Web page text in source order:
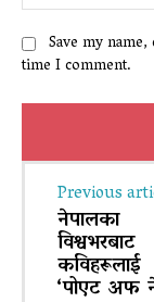
Save my
time I comment.
Previous
नेपालका
कविहरूलाई
‘पोएट अफ